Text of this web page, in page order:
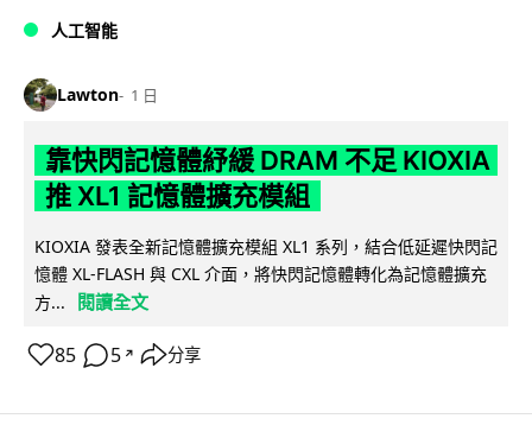
人工智能
Lawton 1 日
靠快閃記憶體紓緩 DRAM 不足 KIOXIA
推 XL1 記憶體擴充模組
KIOXIA 發表全新記憶體擴充模組 XL1 系列，結合低延遲快閃記
憶體 XL-FLASH 與 CXL 介面，將快閃記憶體轉化為記憶體擴充
方...
閱讀全文
85 5 ↗ 分享